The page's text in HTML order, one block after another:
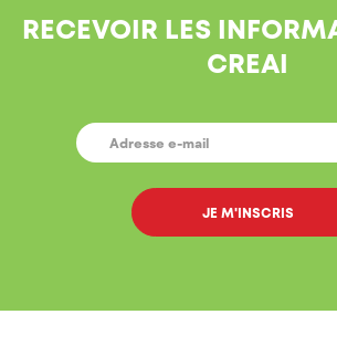
RECEVOIR LES
CREAI
E-
MAIL *